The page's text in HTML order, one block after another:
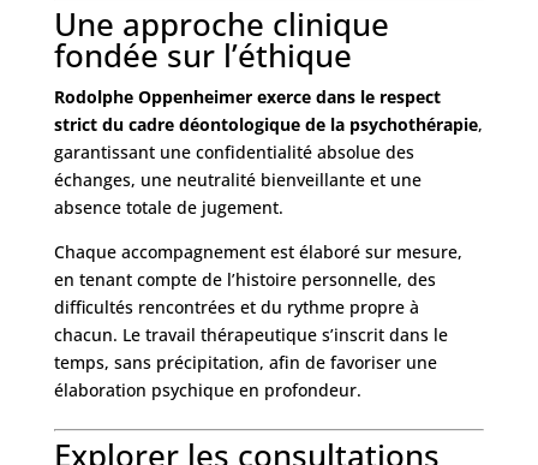
Une approche clinique
fondée sur l’éthique
Rodolphe Oppenheimer exerce dans le respect
strict du cadre déontologique de la psychothérapie,
garantissant une confidentialité absolue des
échanges, une neutralité bienveillante et une
absence totale de jugement.
Chaque accompagnement est élaboré sur mesure,
en tenant compte de l’histoire personnelle, des
difficultés rencontrées et du rythme propre à
chacun. Le travail thérapeutique s’inscrit dans le
temps, sans précipitation, afin de favoriser une
élaboration psychique en profondeur.
Explorer les consultations